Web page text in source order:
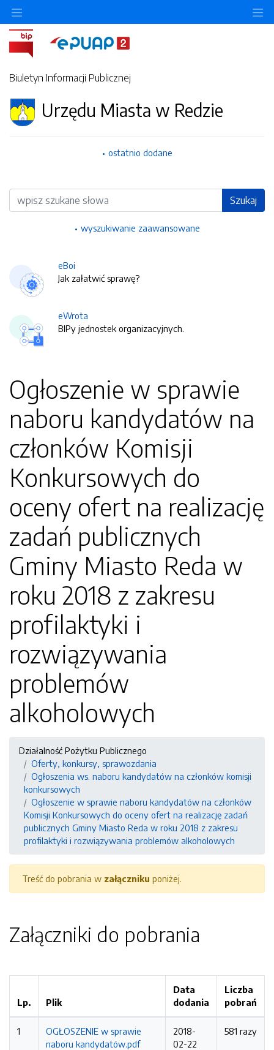
Biuletyn Informacji Publicznej
Urzędu Miasta w Redzie
ostatnio dodane
Wyszukiwarka Szukaj
wyszukiwanie zaawansowane
eBoi
Jak załatwić sprawę?
eWrota
BIPy jednostek organizacyjnych.
Ogłoszenie w sprawie
naboru kandydatów na
członków Komisji
Konkursowych do
oceny ofert na realizację
zadań publicznych
Gminy Miasto Reda w
roku 2018 z zakresu
profilaktyki i
rozwiązywania
problemów
alkoholowych
Działalność Pożytku Publicznego
Oferty, konkursy, sprawozdania
Ogłoszenia ws. naboru kandydatów na członków komisji
konkursowych
Ogłoszenie w sprawie naboru kandydatów na członków
Komisji Konkursowych do oceny ofert na realizację zadań
publicznych Gminy Miasto Reda w roku 2018 z zakresu
profilaktyki i rozwiązywania problemów alkoholowych
Treść do pobrania w załączniku poniżej.
Załączniki do pobrania
Lp. Plik
Data
dodania
Liczba
pobrań
1
OGŁOSZENIE w sprawie
naboru kandydatów.pdf
2018-
02-22
581 razy